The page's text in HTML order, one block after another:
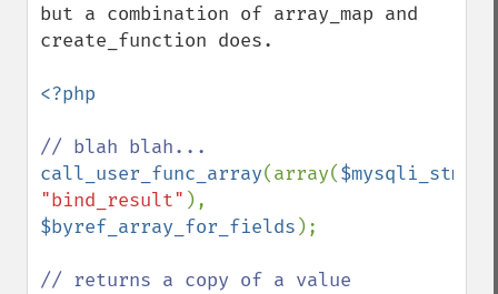
but a combination of array_map and
create_function does.
<?php
call_user_func_array(array(
"bind_result"
$byref_array_for_fields );